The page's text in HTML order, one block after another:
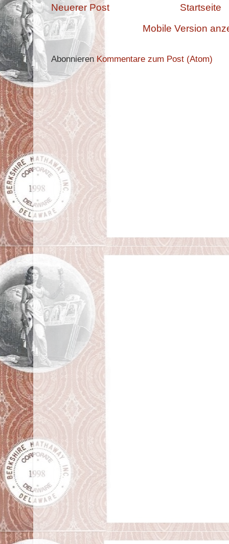
Neuerer Post
Startseite
Mobile Version
Abonnieren Kommentare zum Post (Atom)